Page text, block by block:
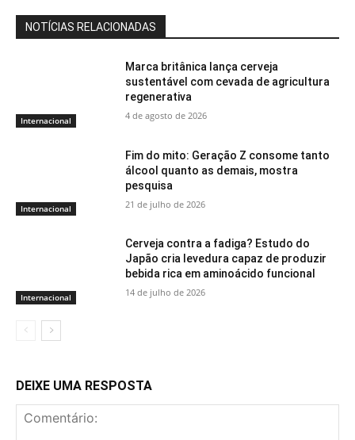
NOTÍCIAS RELACIONADAS
Internacional
Marca britânica lança cerveja
sustentável com cevada de agricultura
regenerativa
4 de agosto de 2026
Internacional
Fim do mito: Geração Z consome tanto
álcool quanto as demais, mostra
pesquisa
21 de julho de 2026
Internacional
Cerveja contra a fadiga? Estudo do
Japão cria levedura capaz de produzir
bebida rica em aminoácido funcional
14 de julho de 2026
DEIXE UMA RESPOSTA